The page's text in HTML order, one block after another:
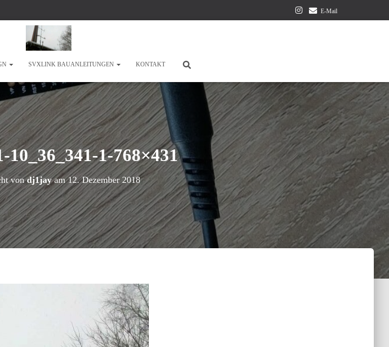
E-Mail
SVXLINK BAUANLEITUNGEN KONTAKT
10_36_341-1-768×431
vondj1jayam12. Dezember 2018